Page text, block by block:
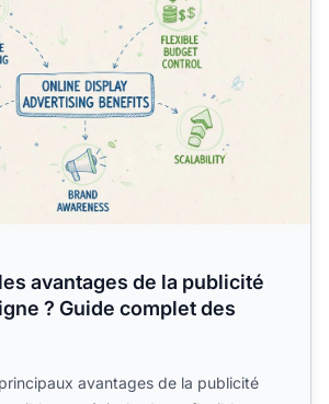
avantages de la publicité
? Guide complet des
avantages de la publicité